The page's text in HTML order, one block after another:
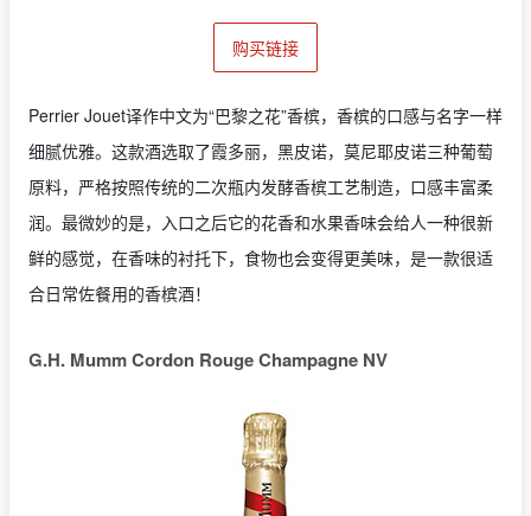
购买链接
Perrier Jouet译作中文为“巴黎之花”香槟，香槟的口感与名字一样
细腻优雅。这款酒选取了霞多丽，黑皮诺，莫尼耶皮诺三种葡萄
原料，严格按照传统的二次瓶内发酵香槟工艺制造，口感丰富柔
润。最微妙的是，入口之后它的花香和水果香味会给人一种很新
鲜的感觉，在香味的衬托下，食物也会变得更美味，是一款很适
合日常佐餐用的香槟酒！
G.H. Mumm Cordon Rouge Champagne NV